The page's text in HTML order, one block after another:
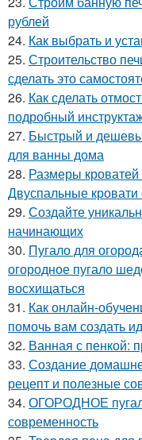
рублей
24. Как выбрать и
25. Строительство
сделать это
26. Как сделать
подробный
27. Быстрый и
для ванны дома
28. Размеры
Двуспальные
29. Создайте
начинающих
30. Пугало для
огородное пугало
восхищаться
31. Как онлайн-
помочь вам создать
32. Ванная с пенкой:
33. Создание
рецепт и полезные
34. ОГОРОДНОЕ
современность